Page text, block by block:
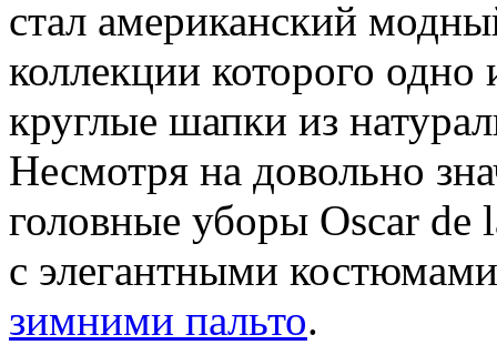
стал американский
коллекции которого
круглые шапки из
Несмотря на довольно
головные уборы Oscar de
с элегантными
зимними пальто.